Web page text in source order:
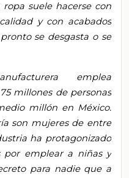
suele hacerse con
y con acabados
se desgasta o se
emplea
millones de personas
millón en México.
son mujeres de entre
ha protagonizado
por emplear a niñas y
para nadie que a